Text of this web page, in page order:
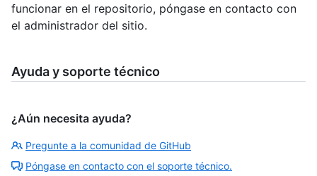
funcionar en el repositorio, póngase en contacto con
el administrador del sitio.
Ayuda y soporte técnico
¿Aún necesita ayuda?
Pregunte a la comunidad de GitHub
Póngase en contacto con el soporte técnico.